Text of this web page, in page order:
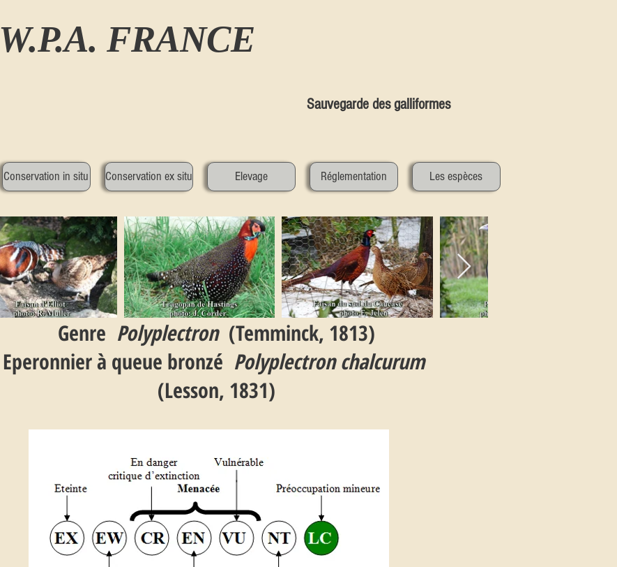
W.P.A. FRANCE
Sauvegarde des galliformes
Conservation in situ Conservation ex situ Elevage Réglementation Les espèces
Genre Polyplectron(Temminck, 1813)
Eperonnier à queue bronzé Polyplectron chalcurum
(Lesson, 1831)